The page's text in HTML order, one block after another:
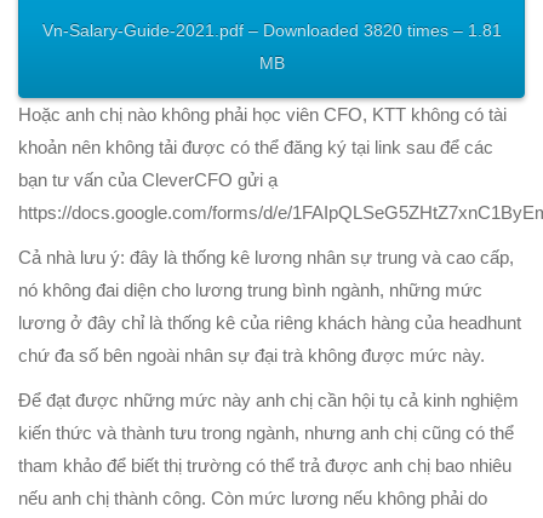
Vn-Salary-Guide-2021.pdf – Downloaded 3820 times – 1.81
MB
Hoặc anh chị nào không phải học viên CFO, KTT không có tài
khoản nên không tải được có thể đăng ký tại link sau để các
bạn tư vấn của CleverCFO gửi ạ
https://docs.google.com/forms/d/e/
Cả nhà lưu ý: đây là thống kê lương nhân sự trung và cao cấp,
nó không đai diện cho lương trung bình ngành, những mức
lương ở đây chỉ là thống kê của riêng khách hàng của headhunt
chứ đa số bên ngoài nhân sự đại trà không được mức này.
Để đạt được những mức này anh chị cần hội tụ cả kinh nghiệm
kiến thức và thành tưu trong ngành, nhưng anh chị cũng có thể
tham khảo để biết thị trường có thể trả được anh chị bao nhiêu
nếu anh chị thành công. Còn mức lương nếu không phải do